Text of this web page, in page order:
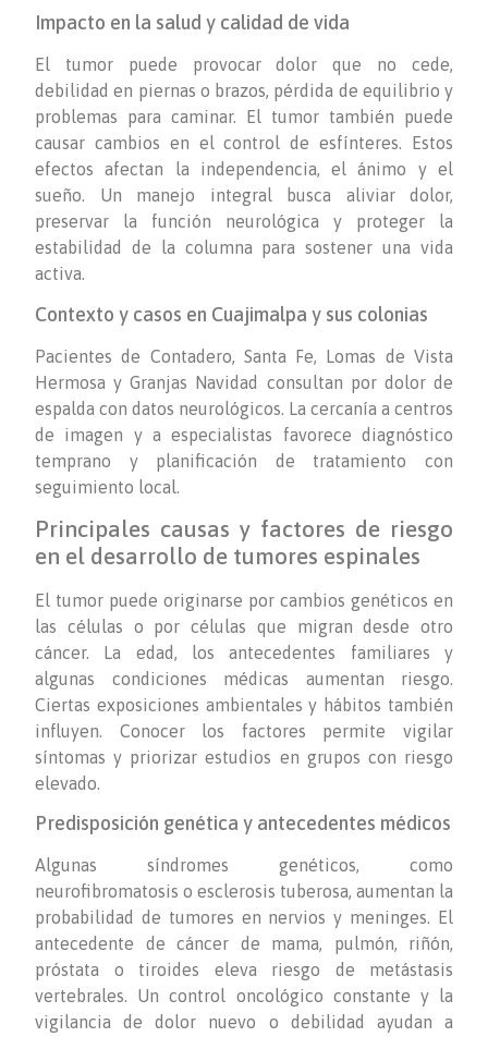
Impacto en la salud y calidad de vida
El tumor puede provocar dolor que no cede,
debilidad en piernas o brazos, pérdida de equilibrio y
problemas para caminar. El tumor también puede
causar cambios en el control de esfínteres. Estos
efectos afectan la independencia, el ánimo y el
sueño. Un manejo integral busca aliviar dolor,
preservar la función neurológica y proteger la
estabilidad de la columna para sostener una vida
activa.
Contexto y casos en Cuajimalpa y sus colonias
Pacientes de Contadero, Santa Fe, Lomas de Vista
Hermosa y Granjas Navidad consultan por dolor de
espalda con datos neurológicos. La cercanía a centros
de imagen y a especialistas favorece diagnóstico
temprano y planificación de tratamiento con
seguimiento local.
Principales causas y factores de riesgo
en el desarrollo de tumores espinales
El tumor puede originarse por cambios genéticos en
las células o por células que migran desde otro
cáncer. La edad, los antecedentes familiares y
algunas condiciones médicas aumentan riesgo.
Ciertas exposiciones ambientales y hábitos también
influyen. Conocer los factores permite vigilar
síntomas y priorizar estudios en grupos con riesgo
elevado.
Predisposición genética y antecedentes médicos
Algunas síndromes genéticos, como
neurofibromatosis o esclerosis tuberosa, aumentan la
probabilidad de tumores en nervios y meninges. El
antecedente de cáncer de mama, pulmón, riñón,
próstata o tiroides eleva riesgo de metástasis
vertebrales. Un control oncológico constante y la
vigilancia de dolor nuevo o debilidad ayudan a